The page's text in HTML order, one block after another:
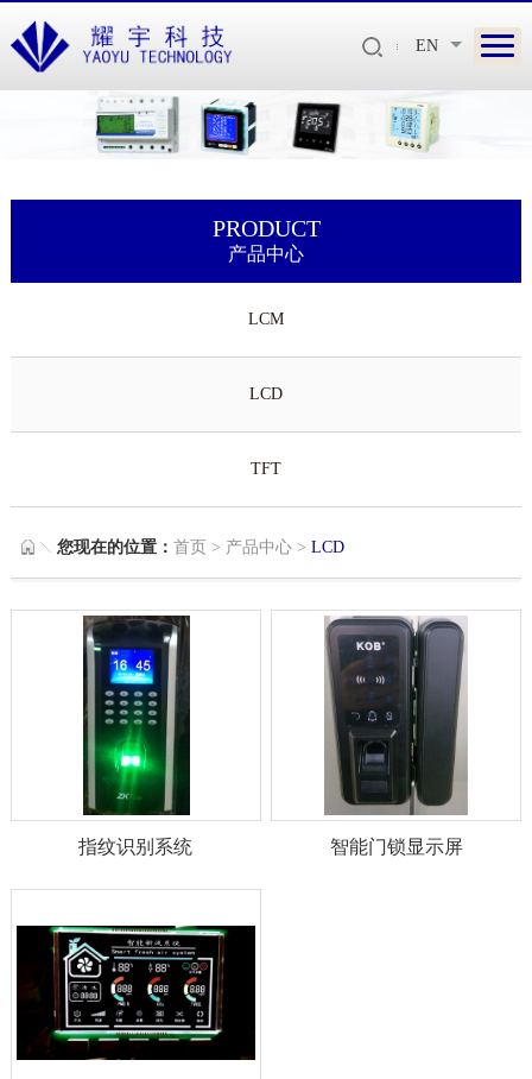
EN
PRODUCT
产品中心
LCM
LCD
TFT
您现在的位置： 首页 > 产品中心> LCD
指纹识别系统 智能门锁显示屏